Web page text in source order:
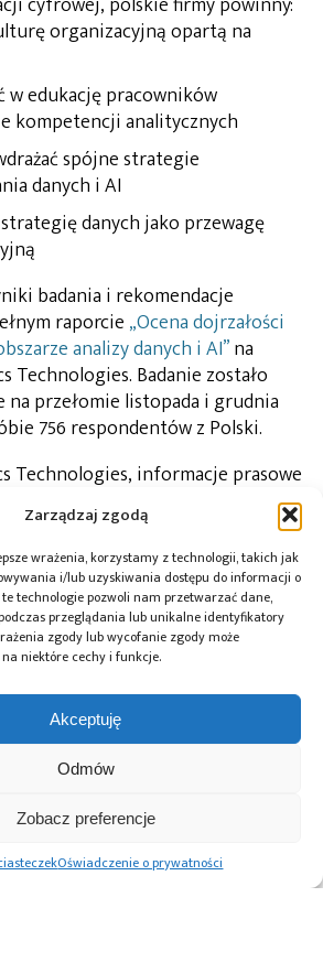
Zarządzaj zgodą
wrażenia, korzystamy z technologii, takich jak
i/lub uzyskiwania dostępu do informacji o
technologie pozwoli nam przetwarzać dane,
przeglądania lub unikalne identyfikatory
zgody lub wycofanie zgody może
niektóre cechy i funkcje.
Akceptuję
Odmów
Zobacz preferencje
Oświadczenie o prywatności
organizacyjną opartą na
w edukację pracowników
kompetencji analitycznych
spójne strategie
danych i AI
danych jako przewagę
badania i rekomendacje
raporcie „Ocena dojrzałości
analizy danych i AI”na
Technologies. Badanie zostało
na przełomie listopada i grudnia
756 respondentów z Polski.
Technologies, informacje prasowe
działu Aktualności Polska i Świat.
kompetencje analityczne
rozwoju,Sztuczna
cyfrowa